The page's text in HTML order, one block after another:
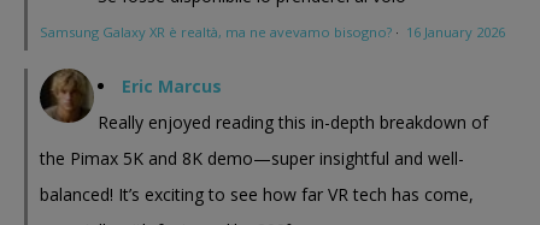
Samsung Galaxy XR è realtà, ma ne avevamo bisogno? · 16 January 2026
Eric Marcus
Really enjoyed reading this in-depth breakdown of
the Pimax 5K and 8K demo—super insightful and well-
balanced! It’s exciting to see how far VR tech has come,